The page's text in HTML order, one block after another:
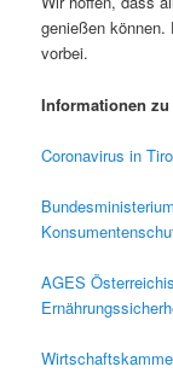
genießen
vorbei.
Informationen
Coronavirus in
AGES